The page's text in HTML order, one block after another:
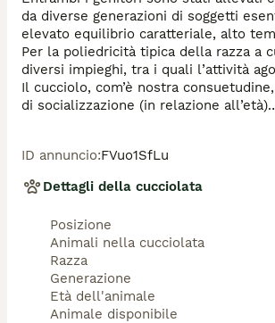
da diverse generazioni di soggetti
elevato equilibrio caratteriale, alto
Per la poliedricità tipica della razza a
diversi impieghi, tra i quali l’attività
Il cucciolo, com’è nostra
di socializzazione (in relazione all’età).
Massima serietà.
ID annuncio:FVuo1SfLu
Dettagli della cucciolata
Posizione
Animali nella cucciolata
Razza
Generazione
Età dell'animale
Animale disponibile